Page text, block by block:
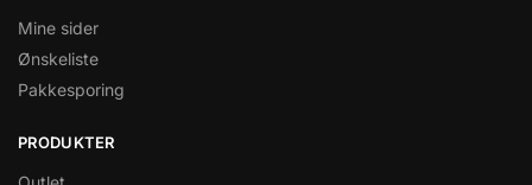
Mine sider
Ønskeliste
Pakkesporing
PRODUKTER